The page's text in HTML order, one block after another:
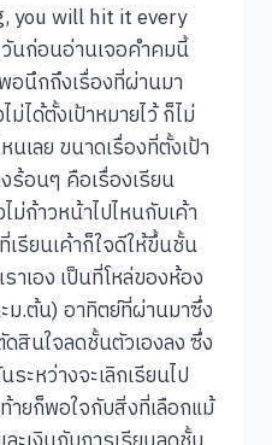
you will hit it every
นก่อนอ่านเจอคำคมนี้
อนึกถึงเรื่องที่ผ่านมา
ม่ได้ตั้งเป้าหมายไว้ ก็ไม่
เลย ขนาดเรื่องที่ตั้งเป้า
ร้อนๆ คือเรื่องเรียน
ม่ก้าวหน้าไปไหนกับเค้า
เรียนเค้าก็ใจดีให้ขึ้นชั้น
าเอง เป็นที่โหล่ของห้อง
.ต้น) อาทิตย์ที่ผ่านมาซึ่ง
ดสินใจลดชั้นตัวเองลง ซึ่ง
ะหว่างจะเลิกเรียนไป
ายก็พอใจกับสิ่งที่เลือกแม้